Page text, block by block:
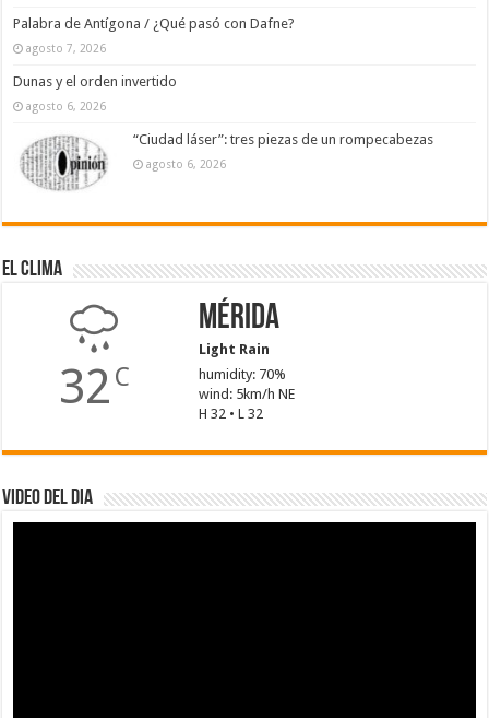
Palabra de Antígona / ¿Qué pasó con Dafne?
agosto 7, 2026
Dunas y el orden invertido
agosto 6, 2026
“Ciudad láser”: tres piezas de un rompecabezas
agosto 6, 2026
El Clima
32 C
Mérida
Light Rain
humidity: 70%
wind: 5km/h NE
H 32 • L 32
Video del dia